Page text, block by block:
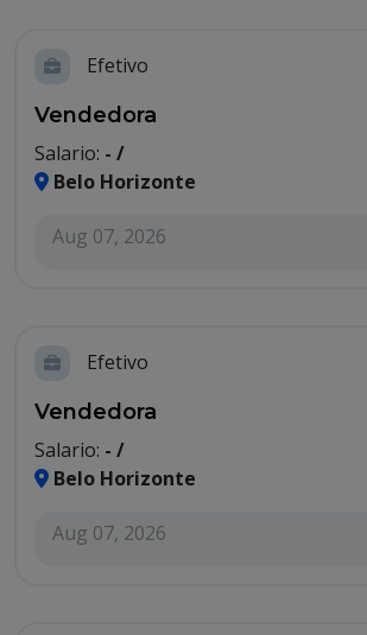
Efetivo
Vendedora
Salario: - /
Belo Horizonte
Aug 07, 2026
Efetivo
Vendedora
Salario: - /
Belo Horizonte
Aug 07, 2026